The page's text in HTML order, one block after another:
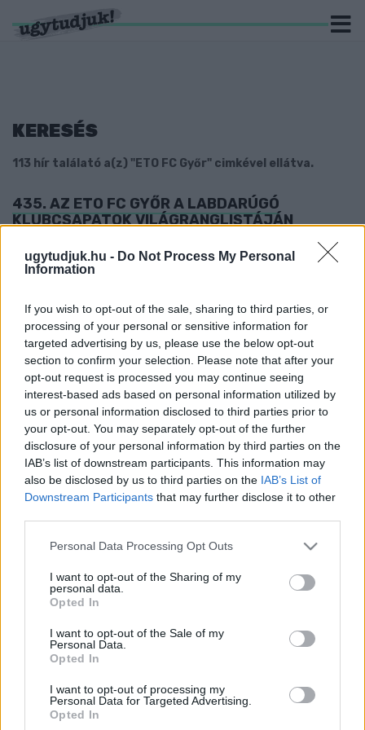
ugytudjuk.hu - Do Not Process My Personal
Information
If you wish to opt-out of the sale, sharing to third parties, or
processing of your personal or sensitive information for
targeted advertising by us, please use the below opt-out
section to confirm your selection. Please note that after your
opt-out request is processed you may continue seeing
interest-based ads based on personal information utilized by
us or personal information disclosed to third parties prior to
your opt-out. You may separately opt-out of the further
disclosure of your personal information by third parties on the
IAB’s list of downstream participants. This information may
also be disclosed by us to third parties on the IAB’s List of
Downstream Participants that may further disclose it to other
Please note that this website/app uses one or more Google
not limited to your visit or usage behaviour. You may click to
grant or deny consent to Google and its third-party tags to
use your data for below specified purposes in below Google
consent section.
Personal Data Processing Opt Outs
I want to opt-out of the Sharing of my
personal data.
Opted In
I want to opt-out of the Sale of my
Personal Data.
Opted In
I want to opt-out of processing my
Personal Data for Targeted Advertising.
Opted In
KERESÉS
113 hír találató a(z) "ETO FC Győr" cimkével ellátva.
435. AZ ETO FC GYŐR A LABDARÚGÓ
KLUBCSAPATOK VILÁGRANGLISTÁJÁN
Szép teljesítmény ez, ha azt nézzük, hogy 2 éve még az NB II.-
ben játszott a csapat.
KONFERENCIA-LIGÁBAN
2025. július. 31. 19:59
3-1-re nyertek a győriek.
TÖBB HELYEN ENGEDIK BE A SZURKOLÓKAT A
MA ESTI ETO MECCSRE, NEM LESZ GOND A
BEJUTÁSNÁL
2025. július. 31. 15:06
A rendezők megnyitják az ETO Park Hotel felőli bejáratot is.
VERESÉGGEL TÉRT VISSZA EURÓPÁBA AZ ETO
FC
KONFERENCIA-LIGA MECCSET JÁTSZIK AZ ETO
FC CSÜTÖRTÖKÖN
2025. július. 22. 13:40
Jerevánban lép pályára a győri csapat.
AZ ETO INDULHAT A KONFERENCIA LIGÁBAN, A
DAC NEM
Egy tulajdonos csak egy csapatot nevezhet a pontvadászatba.
TOVÁBBRA SEM NYÍLIK MEG A KELETI SZEKTOR